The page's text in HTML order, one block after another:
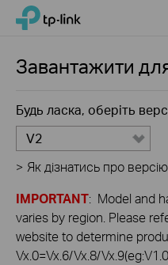
Click
navigation
TP-Link, Reliably Smart
Завантажити
Будь ласка, оберіть
V2
> Як дізнатись про
IMPORTANT: Model and
varies by region. Please
website to determine
Vx.0=Vx.6/Vx.8/